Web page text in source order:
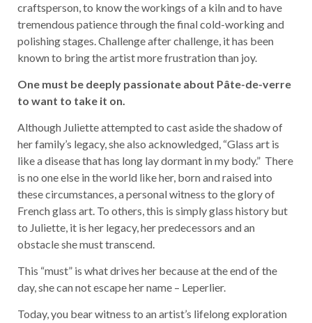
craftsperson, to know the workings of a kiln and to have
tremendous patience through the final cold-working and
polishing stages. Challenge after challenge, it has been
known to bring the artist more frustration than joy.
One must be deeply passionate about Pâte-de-verre
to want to take it on.
Although Juliette attempted to cast aside the shadow of
her family’s legacy, she also acknowledged, “Glass art is
like a disease that has long lay dormant in my body.” There
is no one else in the world like her, born and raised into
these circumstances, a personal witness to the glory of
French glass art. To others, this is simply glass history but
to Juliette, it is her legacy, her predecessors and an
obstacle she must transcend.
This “must” is what drives her because at the end of the
day, she can not escape her name – Leperlier.
Today, you bear witness to an artist’s lifelong exploration